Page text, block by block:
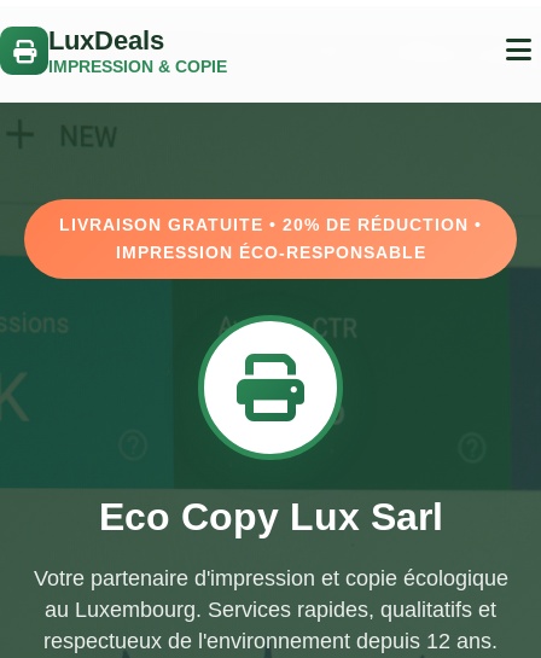
LuxDeals
IMPRESSION & COPIE
LIVRAISON GRATUITE • 20% DE RÉDUCTION •
IMPRESSION ÉCO-RESPONSABLE
Eco Copy Lux Sarl
Votre partenaire d'impression et copie écologique
au Luxembourg. Services rapides, qualitatifs et
respectueux de l'environnement depuis 12 ans.